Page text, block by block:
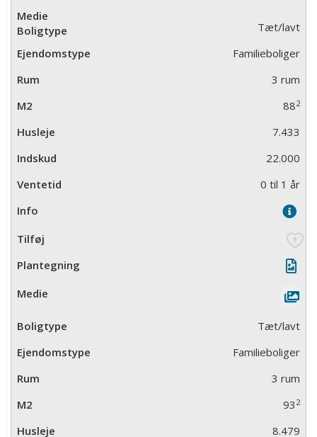
Tæt/lavt
Familieboliger
3 rum
882
7.433
22.000
0 til 1 år
Tæt/lavt
Familieboliger
3 rum
93 2
8.479